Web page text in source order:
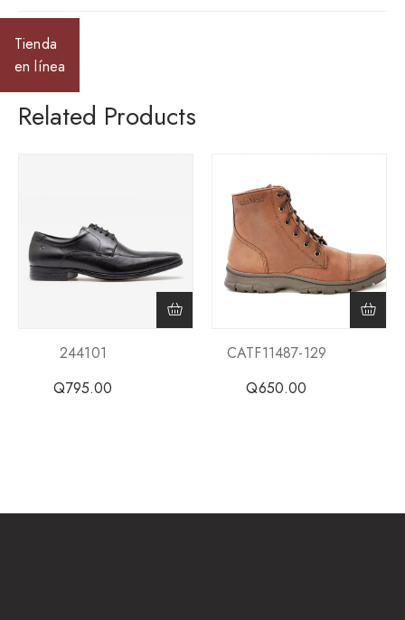
Tienda
en línea
Related Products
244101
Q795.00
CATF11487-129
Q650.00